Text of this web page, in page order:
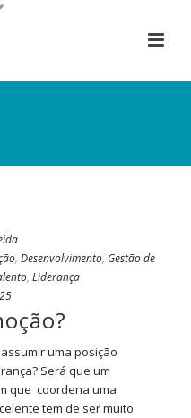
, Desenvolvimento, Gestão de
, Liderança
uma posição
Será que um
que coordena uma
tem de ser muito